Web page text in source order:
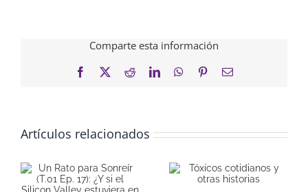
Comparte esta información
Facebook RedditLinkedInWhatsApp
PinterestCorreo
Artículos relacionados